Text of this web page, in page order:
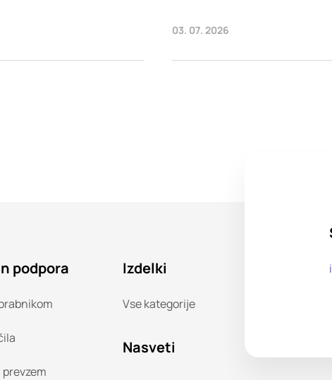
03. 07. 2026
podpora Izdelki
Vse kategorije
Nasveti